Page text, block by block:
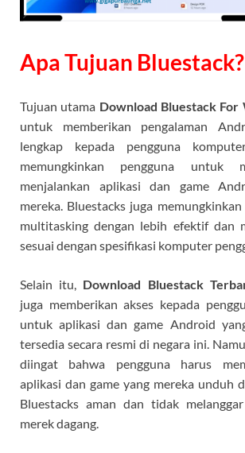
Apa Tujuan Bluestack?
Tujuan utama Download Bluestack For
untuk memberikan pengalaman
lengkap kepada pengguna
memungkinkan pengguna untuk
menjalankan aplikasi dan game
mereka. Bluestacks juga
multitasking dengan lebih efektif dan
sesuai dengan spesifikasi komputer
Selain itu, Download Bluestack
juga memberikan akses kepada
untuk aplikasi dan game Android
tersedia secara resmi di negara ini.
diingat bahwa pengguna harus
aplikasi dan game yang mereka unduh
Bluestacks aman dan tidak
merek dagang.